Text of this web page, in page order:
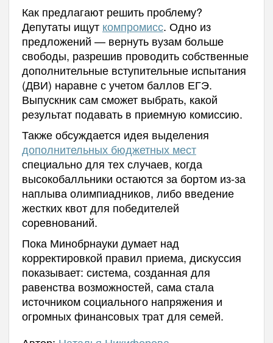
Как предлагают решить проблему?
Депутаты ищут компромисс. Одно из
предложений — вернуть вузам больше
свободы, разрешив проводить собственные
дополнительные вступительные испытания
(ДВИ) наравне с учетом баллов ЕГЭ.
Выпускник сам сможет выбрать, какой
результат подавать в приемную комиссию.
Также обсуждается идея выделения
дополнительных бюджетных мест
специально для тех случаев, когда
высокобалльники остаются за бортом из-за
наплыва олимпиадников, либо введение
жестких квот для победителей
соревнований.
Пока Минобрнауки думает над
корректировкой правил приема, дискуссия
показывает: система, созданная для
равенства возможностей, сама стала
источником социального напряжения и
огромных финансовых трат для семей.